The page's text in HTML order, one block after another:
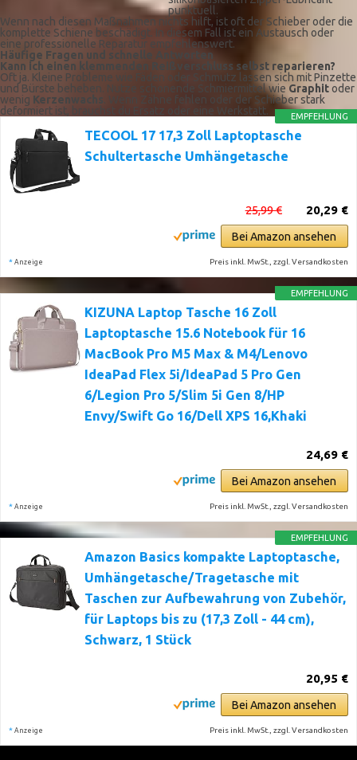
punktuell.
Wenn nach diesen Maßnahmen nichts hilft, ist oft der Schieber oder die
komplette Schiene beschädigt. In diesem Fall ist ein Austausch oder
eine professionelle Reparatur empfehlenswert.
Häufige Fragen und schnelle Antworten
Kann ich einen klemmenden Reißverschluss selbst reparieren?
Oft ja. Kleine Probleme wie Fäden oder Schmutz lassen sich mit Pinzette
und Bürste beheben. Nutze schonende Schmiermittel wie Graphitoder
wenig Kerzenwachs. Wenn Zähne fehlen oder der Schieber stark
deformiert ist, brauchst du Ersatz oder eine Werkstatt.
EMPFEHLUNG
TECOOL 17 17,3 Zoll Laptoptasche
Schultertasche Umhängetasche
20,29 €
25,99 €
Bei Amazon ansehen
* Anzeige Preis inkl. MwSt., zzgl. Versandkosten
EMPFEHLUNG
KIZUNA Laptop Tasche 16 Zoll
Laptoptasche 15.6 Notebook für 16
MacBook Pro M5 Max & M4/Lenovo
IdeaPad Flex 5i/IdeaPad 5 Pro Gen
6/Legion Pro 5/Slim 5i Gen 8/HP
Envy/Swift Go 16/Dell XPS 16,Khaki
24,69 €
Bei Amazon ansehen
* Anzeige Preis inkl. MwSt., zzgl. Versandkosten
EMPFEHLUNG
Amazon Basics kompakte Laptoptasche,
Umhängetasche/Tragetasche mit
Taschen zur Aufbewahrung von Zubehör,
für Laptops bis zu (17,3 Zoll - 44 cm),
Schwarz, 1 Stück
20,95 €
Bei Amazon ansehen
* Anzeige Preis inkl. MwSt., zzgl. Versandkosten